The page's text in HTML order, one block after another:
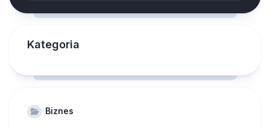
Kategoria
Biznes